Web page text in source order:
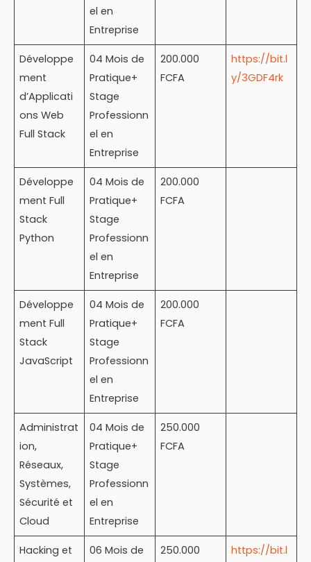
el en
Entreprise
Développe
ment
d’Applicati
ons Web
Full Stack
04 Mois de
Pratique+
Stage
Professionn
el en
Entreprise
200.000
FCFA
https://bit.l
y/3GDF4rk
Développe
ment Full
Stack
Python
04 Mois de
Pratique+
Stage
Professionn
el en
Entreprise
200.000
FCFA
Développe
ment Full
Stack
JavaScript
04 Mois de
Pratique+
Stage
Professionn
el en
Entreprise
200.000
FCFA
Administrat
ion,
Réseaux,
Systèmes,
Sécurité et
Cloud
04 Mois de
Pratique+
Stage
Professionn
el en
Entreprise
250.000
FCFA
Hacking et
06 Mois de
250.000
https://bit.l